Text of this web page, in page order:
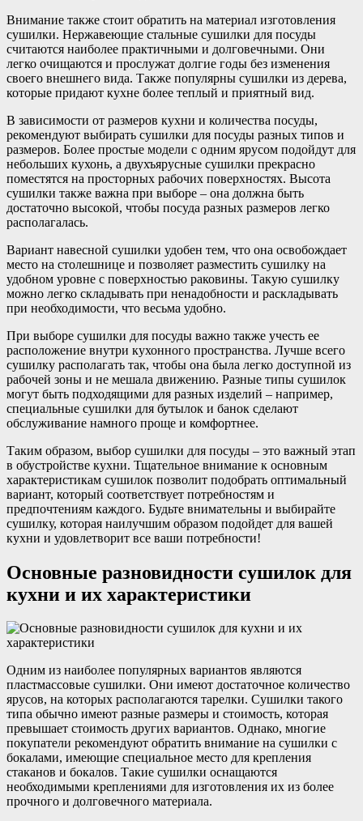
Внимание также стоит обратить на материал изготовления
сушилки. Нержавеющие стальные сушилки для посуды
считаются наиболее практичными и долговечными. Они
легко очищаются и прослужат долгие годы без изменения
своего внешнего вида. Также популярны сушилки из дерева,
которые придают кухне более теплый и приятный вид.
В зависимости от размеров кухни и количества посуды,
рекомендуют выбирать сушилки для посуды разных типов и
размеров. Более простые модели с одним ярусом подойдут для
небольших кухонь, а двухъярусные сушилки прекрасно
поместятся на просторных рабочих поверхностях. Высота
сушилки также важна при выборе – она должна быть
достаточно высокой, чтобы посуда разных размеров легко
располагалась.
Вариант навесной сушилки удобен тем, что она освобождает
место на столешнице и позволяет разместить сушилку на
удобном уровне с поверхностью раковины. Такую сушилку
можно легко складывать при ненадобности и раскладывать
при необходимости, что весьма удобно.
При выборе сушилки для посуды важно также учесть ее
расположение внутри кухонного пространства. Лучше всего
сушилку располагать так, чтобы она была легко доступной из
рабочей зоны и не мешала движению. Разные типы сушилок
могут быть подходящими для разных изделий – например,
специальные сушилки для бутылок и банок сделают
обслуживание намного проще и комфортнее.
Таким образом, выбор сушилки для посуды – это важный этап
в обустройстве кухни. Тщательное внимание к основным
характеристикам сушилок позволит подобрать оптимальный
вариант, который соответствует потребностям и
предпочтениям каждого. Будьте внимательны и выбирайте
сушилку, которая наилучшим образом подойдет для вашей
кухни и удовлетворит все ваши потребности!
Основные разновидности сушилок для
кухни и их характеристики
Одним из наиболее популярных вариантов являются
пластмассовые сушилки. Они имеют достаточное количество
ярусов, на которых располагаются тарелки. Сушилки такого
типа обычно имеют разные размеры и стоимость, которая
превышает стоимость других вариантов. Однако, многие
покупатели рекомендуют обратить внимание на сушилки с
бокалами, имеющие специальное место для крепления
стаканов и бокалов. Такие сушилки оснащаются
необходимыми креплениями для изготовления их из более
прочного и долговечного материала.